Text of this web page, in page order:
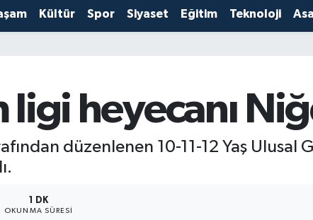
Kültür Spor Siyaset Eğitim Teknoloji
ligi heyecanı
düzenlenen 10-11-12 Yaş Ulusal
1 DK
OKUNMA SÜRESI